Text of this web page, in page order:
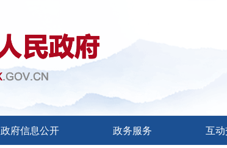
政府信息公开 政务服务 互